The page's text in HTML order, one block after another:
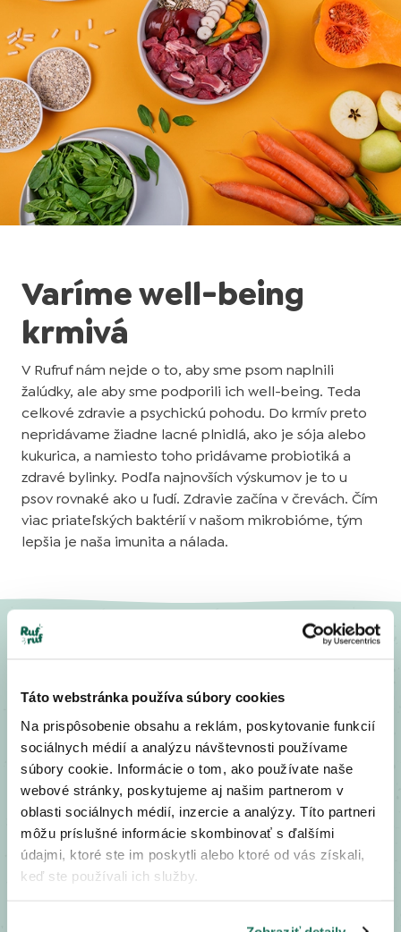
Táto webstránka používa súbory cookies
Na prispôsobenie obsahu a reklám, poskytovanie funkcií
sociálnych médií a analýzu návštevnosti používame
súbory cookie. Informácie o tom, ako používate naše
webové stránky, poskytujeme aj našim partnerom v
oblasti sociálnych médií, inzercie a analýzy. Títo partneri
môžu príslušné informácie skombinovať s ďalšími
údajmi, ktoré ste im poskytli alebo ktoré od vás získali,
keď ste používali ich služby.
Varíme well-being
krmivá
V Rufruf nám nejde o to, aby sme psom naplnili
žalúdky, ale aby sme podporili ich well-being. Teda
celkové zdravie a psychickú pohodu. Do krmív preto
nepridávame žiadne lacné plnidlá, ako je sója alebo
kukurica, a namiesto toho pridávame probiotiká a
zdravé bylinky. Podľa najnovších výskumov je to u
psov rovnaké ako u ľudí. Zdravie začína v črevách. Čím
viac priateľských baktérií v našom mikrobióme, tým
lepšia je naša imunita a nálada.
nájdete
K čerstvému mäsu nastrúhame zeleninu, pridáme probiotiká s
bylinkami, pohánku a ovsené vločky, ktoré sú bohatým zdrojom
energie a vitamínu B1. Všetko dobre premiešame a potom
pomaly varíme v pare pri teplote do 90 °C. To je náš recept na
chutné jedlo plné zdravých bielkovín, vitamínov a minerálov.
55 %jahňacieho mäsa